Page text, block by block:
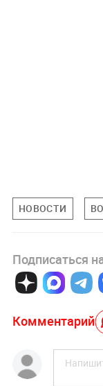
НОВОСТИ
Подписаться
Комментарий